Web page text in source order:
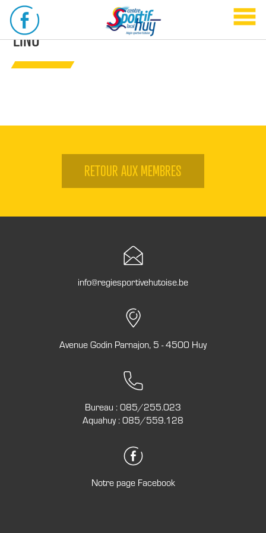
LINO
RETOUR AUX MEMBRES
info@regiesportivehutoise.be
Avenue Godin Parnajon, 5 - 4500 Huy
Bureau : 085/255.023
Aquahuy : 085/559.128
Notre page Facebook